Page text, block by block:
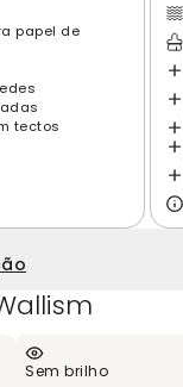
papel de
tectos
Sem brilho